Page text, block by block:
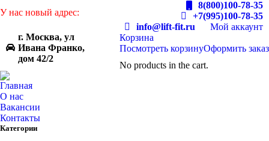
У нас новый адрес:
г. Москва, ул
Ивана Франко,
дом 42/2
8(800)100-78-35
+7(995)100-78-35
info@lift-fit.ru
Мой аккаунт
Корзина
Посмотреть корзинуОформить заказ
No products in the cart.
Главная
О нас
Вакансии
Контакты
Категории